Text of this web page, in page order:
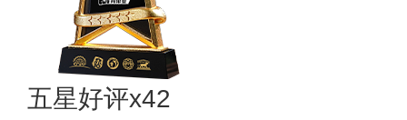
五星好评x42